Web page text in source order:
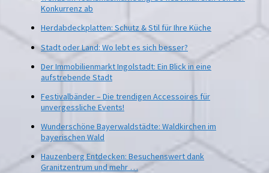
Konkurrenz ab
Herdabdeckplatten: Schutz & Stil für Ihre Küche
Stadt oder Land: Wo lebt es sich besser?
Der Immobilienmarkt Ingolstadt: Ein Blick in eine
aufstrebende Stadt
Festivalbänder – Die trendigen Accessoires für
unvergessliche Events!
Wunderschöne Bayerwaldstädte: Waldkirchen im
bayerischen Wald
Hauzenberg Entdecken: Besuchenswert dank
Granitzentrum und mehr …